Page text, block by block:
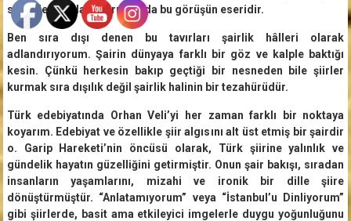
sözüyle yaftalamaları tam da bu görüşün eseridir.
Ben sıra dışı denen bu tavırları şairlik hâlleri olarak
adlandırıyorum. Şairin dünyaya farklı bir göz ve kalple baktığı
kesin. Çünkü herkesin bakıp geçtiği bir nesneden bile şiirler
kurmak sıra dışılık değil şairlik halinin bir tezahürüdür.
Türk edebiyatında Orhan Veli’yi her zaman farklı bir noktaya
koyarım. Edebiyat ve özellikle şiir algısını alt üst etmiş bir şairdir
o. Garip Hareketi’nin öncüsü olarak, Türk şiirine yalınlık ve
gündelik hayatın güzelliğini getirmiştir. Onun şair bakışı, sıradan
insanların yaşamlarını, mizahi ve ironik bir dille şiire
dönüştürmüştür. “Anlatamıyorum” veya “İstanbul’u Dinliyorum”
gibi şiirlerde, basit ama etkileyici imgelerle duygu yoğunluğunu